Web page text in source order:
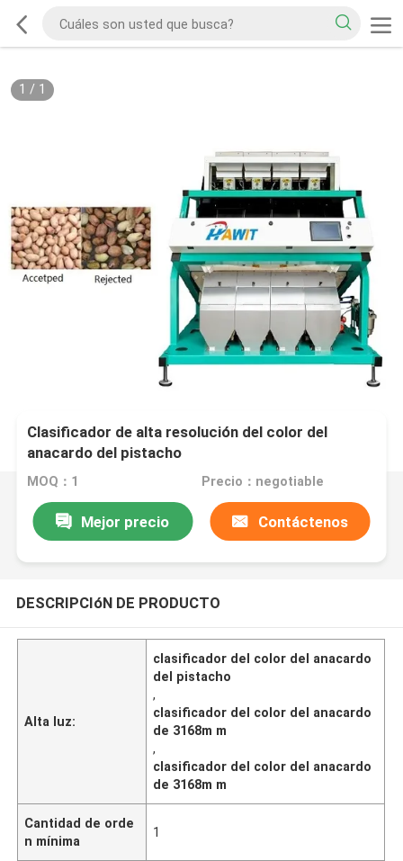
1 / 1
Clasificador de alta resolución del color del
anacardo del pistacho
MOQ：1 Precio：negotiable
Mejor precio Contáctenos
DESCRIPCIóN DE PRODUCTO
Alta luz:
clasificador del color del anacardo
del pistacho
,
clasificador del color del anacardo
de 3168m m
,
clasificador del color del anacardo
de 3168m m
Cantidad de orde
n mínima
1